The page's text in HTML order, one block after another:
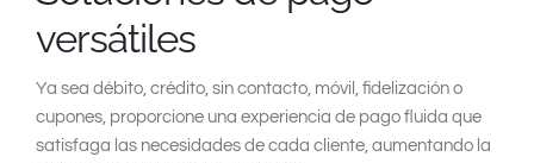
versátiles
Ya sea débito, crédito, sin contacto, móvil, fidelización o
cupones, proporcione una experiencia de pago fluida que
satisfaga las necesidades de cada cliente, aumentando la